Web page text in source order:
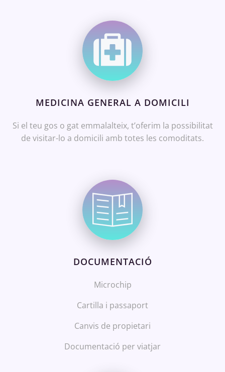
MEDICINA GENERAL A DOMICILI
Si el teu gos o gat emmalalteix, t’oferim la possibilitat
de visitar-lo a domicili amb totes les comoditats.
DOCUMENTACIÓ
Microchip
Cartilla i passaport
Canvis de propietari
Documentació per viatjar